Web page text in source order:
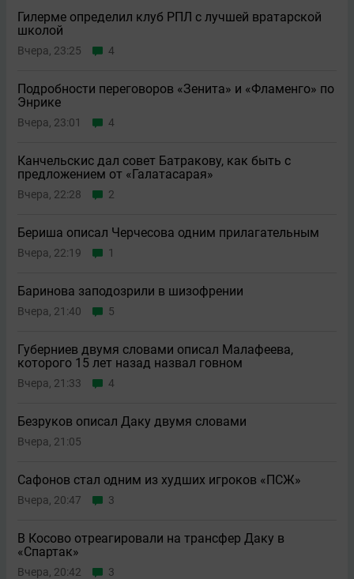
Гилерме определил клуб РПЛ с лучшей вратарской
школой
Вчера, 23:25 4
Подробности переговоров «Зенита» и «Фламенго» по
Энрике
Вчера, 23:01 4
Канчельскис дал совет Батракову, как быть с
предложением от «Галатасарая»
Вчера, 22:28 2
Бериша описал Черчесова одним прилагательным
Вчера, 22:19 1
Баринова заподозрили в шизофрении
Вчера, 21:40 5
Губерниев двумя словами описал Малафеева,
которого 15 лет назад назвал говном
Вчера, 21:33 4
Безруков описал Даку двумя словами
Вчера, 21:05
Сафонов стал одним из худших игроков «ПСЖ»
Вчера, 20:47 3
В Косово отреагировали на трансфер Даку в
«Спартак»
Вчера, 20:42 3